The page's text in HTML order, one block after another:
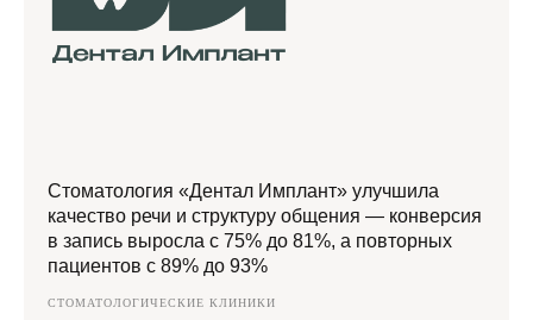
Стоматология «Дентал Имплант» улучшила
качество речи и структуру общения — конверсия
в запись выросла с 75% до 81%, а повторных
пациентов с 89% до 93%
СТОМАТОЛОГИЧЕСКИЕ КЛИНИКИ